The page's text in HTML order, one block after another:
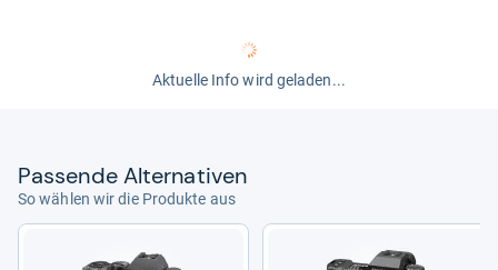
Aktuelle Info wird geladen...
Pas­sende Alter­na­ti­ven
So wählen wir die Produkte aus